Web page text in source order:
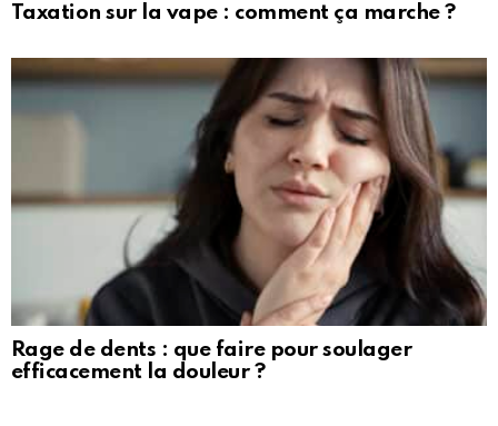
Taxation sur la vape : comment ça marche ?
Rage de dents : que faire pour soulager
efficacement la douleur ?